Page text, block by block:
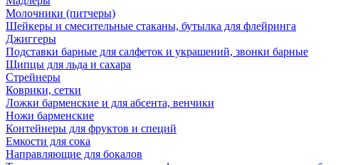
Молочники (питчеры)
Шейкеры и смесительные стаканы, бутылка для флейринга
Джиггеры
Подставки барные для салфеток и украшений, звонки барные
Щипцы для льда и сахара
Стрейнеры
Коврики, сетки
Ложки барменские и для абсента, венчики
Ножи барменские
Контейнеры для фруктов и специй
Емкости для сока
Направляющие для бокалов